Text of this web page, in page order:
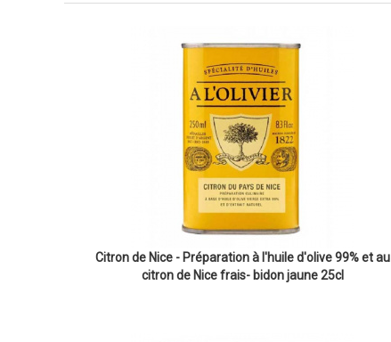
Citron de Nice - Préparation à l'huile d'olive 99% et au
citron de Nice frais- bidon jaune 25cl